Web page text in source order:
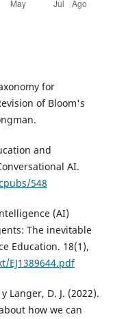
for
of Bloom's
and
AI.
548
(AI)
The inevitable
Education. 18(1),
Langer, D. J. (2022).
how we can